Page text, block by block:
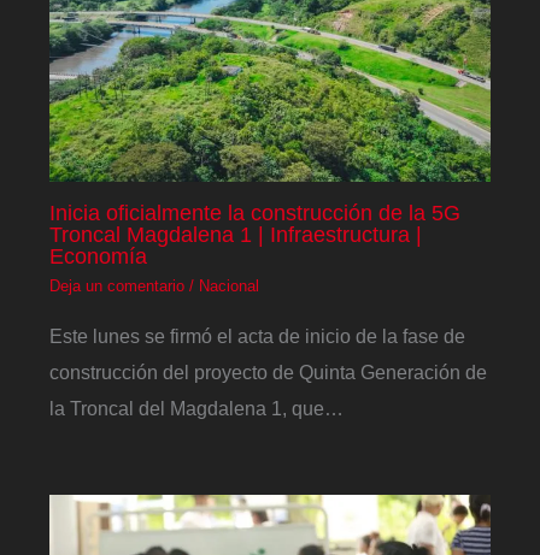
Inicia oficialmente la construcción de la 5G
Troncal Magdalena 1 | Infraestructura |
Economía
Deja un comentario / Nacional
Este lunes se firmó el acta de inicio de la fase de
construcción del proyecto de Quinta Generación de
la Troncal del Magdalena 1, que…